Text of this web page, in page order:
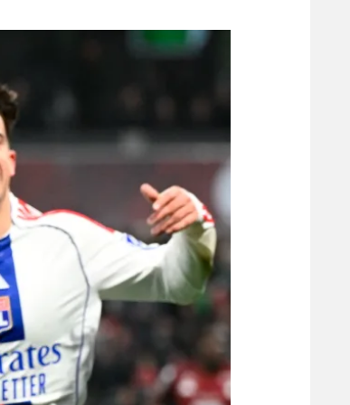
תקנון משתתפים וזוכים בפרסים
גיימינג E-Sports
תנאי שימוש
מדיניות פרטיות
תקנון פעילות ספורט 1
רשיון להקרנה פומבית לבית עסק
הצטרפות לחבילת הערוצים
לוח דרושים – ג'ובנט